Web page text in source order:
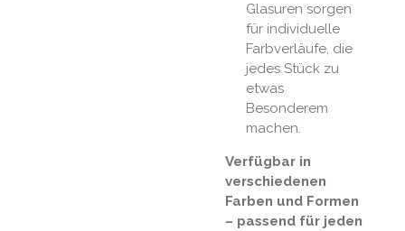
Glasuren sorgen
für individuelle
Farbverläufe, die
jedes Stück zu
etwas
Besonderem
machen.
Verfügbar in
verschiedenen
Farben und Formen
– passend für jeden